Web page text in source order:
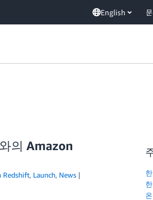
English
의 Amazon
Redshift, Launch, News